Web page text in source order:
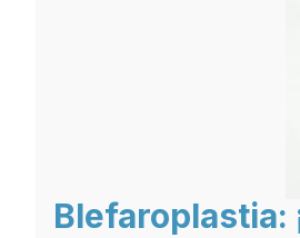
Blefaroplastia: